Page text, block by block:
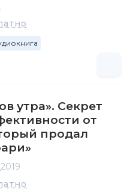
утра». Секрет
от
продал
2019